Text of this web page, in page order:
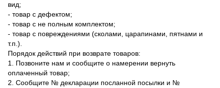
вид;
- товар с дефектом;
- товар с не полным комплектом;
- товар с повреждениями (сколами, царапинами, пятнами и
т.п.).
Порядок действий при возврате товаров:
1. Позвоните нам и сообщите о намерении вернуть
оплаченный товар;
2. Сообщите № декларации посланной посылки и №